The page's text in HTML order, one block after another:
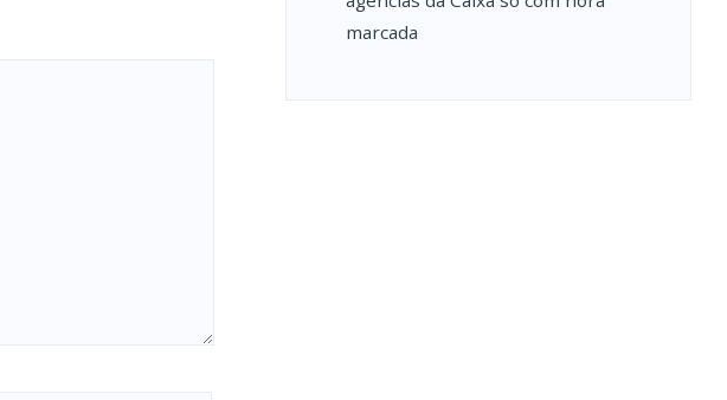
marcada